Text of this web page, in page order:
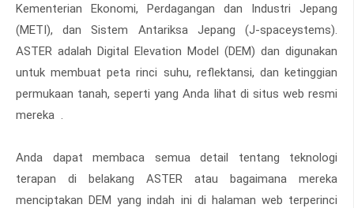
Kementerian Ekonomi, Perdagangan dan Industri Jepang
(METI), dan Sistem Antariksa Jepang (J-spaceystems).
ASTER adalah Digital Elevation Model (DEM) dan digunakan
untuk membuat peta rinci suhu, reflektansi, dan ketinggian
permukaan tanah, seperti yang Anda lihat di situs web resmi
mereka .
Anda dapat membaca semua detail tentang teknologi
terapan di belakang ASTER atau bagaimana mereka
menciptakan DEM yang indah ini di halaman web terperinci